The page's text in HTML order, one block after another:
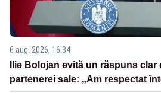
6 aug. 2026, 16:34
Ilie Bolojan evită un răspuns clar
partenerei sale: „Am respectat